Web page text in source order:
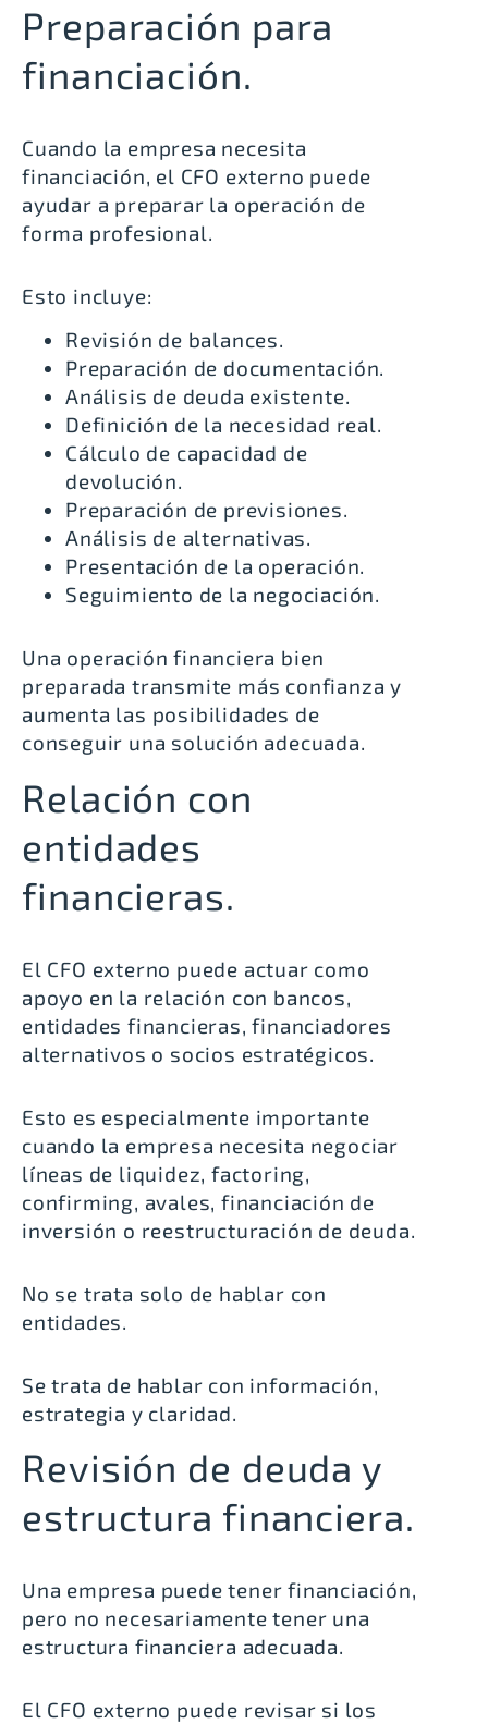
Preparación para
financiación.
Cuando la empresa necesita
financiación, el CFO externo puede
ayudar a preparar la operación de
forma profesional.
Esto incluye:
Revisión de balances.
Preparación de documentación.
Análisis de deuda existente.
Definición de la necesidad real.
Cálculo de capacidad de
devolución.
Preparación de previsiones.
Análisis de alternativas.
Presentación de la operación.
Seguimiento de la negociación.
Una operación financiera bien
preparada transmite más confianza y
aumenta las posibilidades de
conseguir una solución adecuada.
Relación con
entidades
financieras.
El CFO externo puede actuar como
apoyo en la relación con bancos,
entidades financieras, financiadores
alternativos o socios estratégicos.
Esto es especialmente importante
cuando la empresa necesita negociar
líneas de liquidez, factoring,
confirming, avales, financiación de
inversión o reestructuración de deuda.
No se trata solo de hablar con
entidades.
Se trata de hablar con información,
estrategia y claridad.
Revisión de deuda y
estructura financiera.
Una empresa puede tener financiación,
pero no necesariamente tener una
estructura financiera adecuada.
El CFO externo puede revisar si los